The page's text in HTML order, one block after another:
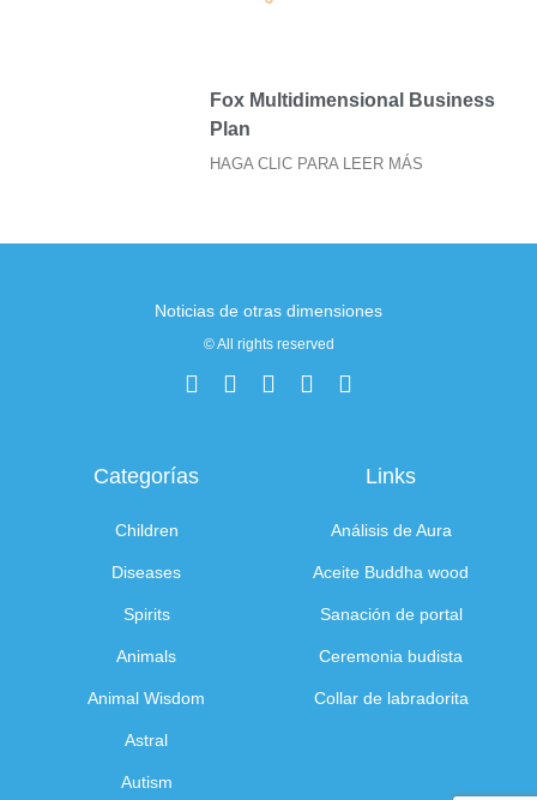
Fox Multidimensional Business
Plan
HAGA CLIC PARA LEER MÁS
Noticias de otras dimensiones
© All rights reserved
Categorías
Children
Diseases
Spirits
Animals
Animal Wisdom
Astral
Autism
Links
Análisis de Aura
Aceite Buddha wood
Sanación de portal
Ceremonia budista
Collar de labradorita